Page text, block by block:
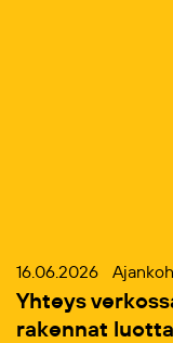
16.06.2026
Yhteys
rakennat